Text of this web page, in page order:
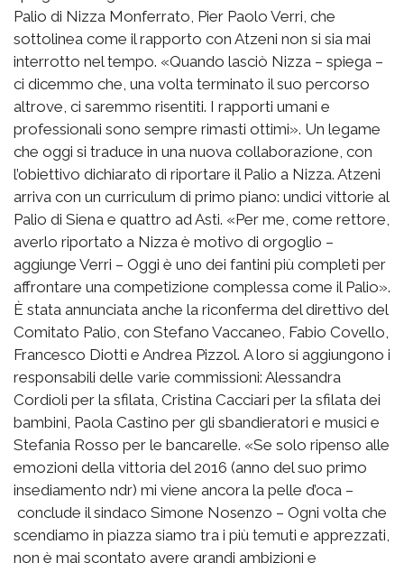
Palio di Nizza Monferrato, Pier Paolo Verri, che
sottolinea come il rapporto con Atzeni non si sia mai
interrotto nel tempo. «Quando lasciò Nizza – spiega –
ci dicemmo che, una volta terminato il suo percorso
altrove, ci saremmo risentiti. I rapporti umani e
professionali sono sempre rimasti ottimi». Un legame
che oggi si traduce in una nuova collaborazione, con
l’obiettivo dichiarato di riportare il Palio a Nizza. Atzeni
arriva con un curriculum di primo piano: undici vittorie al
Palio di Siena e quattro ad Asti. «Per me, come rettore,
averlo riportato a Nizza è motivo di orgoglio –
aggiunge Verri – Oggi è uno dei fantini più completi per
affrontare una competizione complessa come il Palio».
È stata annunciata anche la riconferma del direttivo del
Comitato Palio, con Stefano Vaccaneo, Fabio Covello,
Francesco Diotti e Andrea Pizzol. A loro si aggiungono i
responsabili delle varie commissioni: Alessandra
Cordioli per la sfilata, Cristina Cacciari per la sfilata dei
bambini, Paola Castino per gli sbandieratori e musici e
Stefania Rosso per le bancarelle. «Se solo ripenso alle
emozioni della vittoria del 2016 (anno del suo primo
insediamento ndr) mi viene ancora la pelle d’oca –
conclude il sindaco Simone Nosenzo – Ogni volta che
scendiamo in piazza siamo tra i più temuti e apprezzati,
non è mai scontato avere grandi ambizioni e